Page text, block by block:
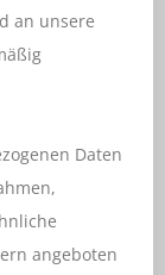
an unsere
Daten
angeboten